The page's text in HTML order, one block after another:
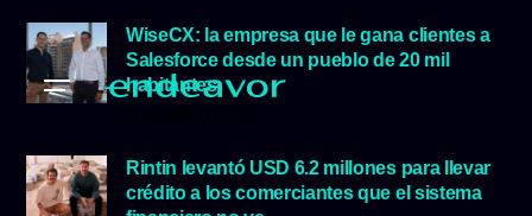
WiseCX: la empresa que le gana clientes a
Salesforce desde un pueblo de 20 mil
habitantes
Rintin levantó USD 6.2 millones para llevar
crédito a los comerciantes que el sistema